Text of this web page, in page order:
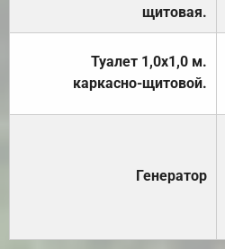
щитовая.
Туалет 1,0х1,0 м.
каркасно-щитовой.
Генератор